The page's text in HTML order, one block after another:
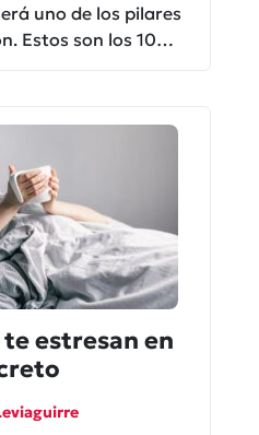
uno de los pilares
Estos son los 10
estresan en